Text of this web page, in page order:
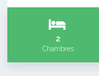
2
Chambres